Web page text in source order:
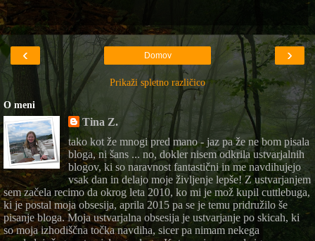
‹ ›
Domov
Prikaži spletno različico
O meni
Tina Z.
tako kot že mnogi pred mano - jaz pa že ne bom pisala
bloga, ni šans ... no, dokler nisem odkrila ustvarjalnih
blogov, ki so naravnost fantastični in me navdihujejo
vsak dan in delajo moje življenje lepše! Z ustvarjanjem
sem začela recimo da okrog leta 2010, ko mi je mož kupil cuttlebuga,
ki je postal moja obsesija, aprila 2015 pa se je temu pridružilo še
pisanje bloga. Moja ustvarjalna obsesija je ustvarjanje po skicah, ki
so moja izhodiščna točka navdiha, sicer pa nimam nekega